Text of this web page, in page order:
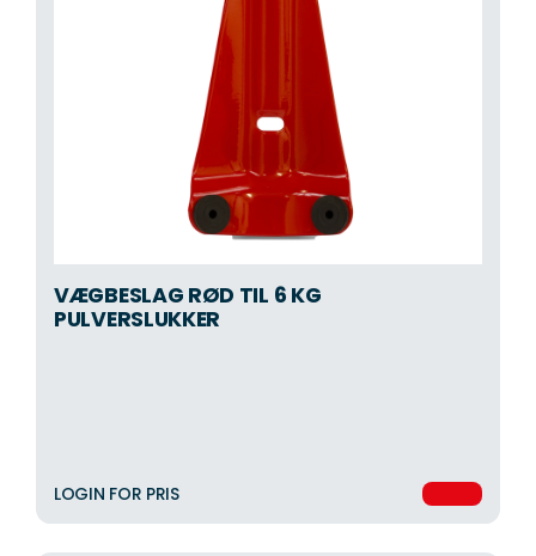
VÆGBESLAG RØD TIL 6 KG
PULVERSLUKKER
LOGIN FOR PRIS